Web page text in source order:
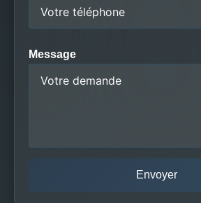
Message